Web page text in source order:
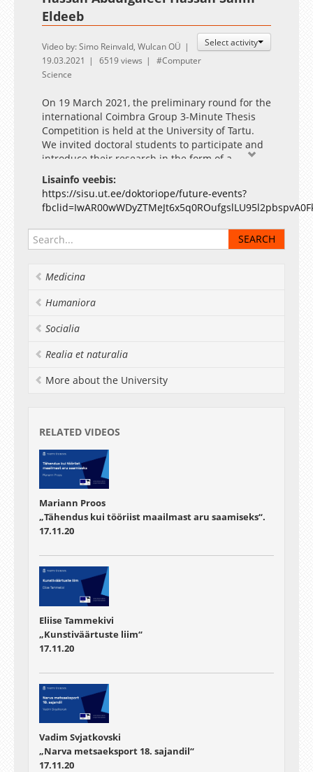
Eldeeb
Select activity
Video by: Simo Reinvald, Wulcan OÜ
19.03.2021
6519 views
Computer
Science
On 19 March 2021, the preliminary round for the
international Coimbra Group 3-Minute Thesis
Competition is held at the University of Tartu.
We invited doctoral students to participate and
introduce their research in the form of a
captivating three-minute presentation in
English. A video recording of the winner’s
presentation will be sent to represent the UT in
the international competition.
The event is supported by the European Regional
PER ASPERA).
Lisainfo veebis:
https://sisu.ut.ee/doktoriope/future-events?
Medicina
Humaniora
Socialia
Realia et naturalia
More about the University
RELATED VIDEOS
Mariann Proos
„Tähendus kui tööriist maailmast aru saamiseks“.
17.11.20
Eliise Tammekivi
„Kunstiväärtuste liim“
17.11.20
Vadim Svjatkovski
„Narva metsaeksport 18. sajandil“
17.11.20